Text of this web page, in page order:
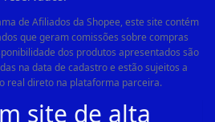
de Afiliados da Shopee, este site contém
que geram comissões sobre compras
dos produtos apresentados são
na data de cadastro e estão sujeitos a
real direto na plataforma parceira.
site de alta